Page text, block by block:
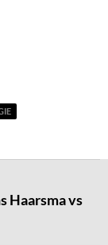
Haarsma vs